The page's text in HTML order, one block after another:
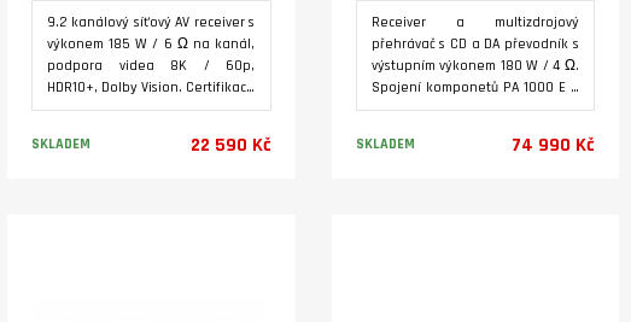
9.2 kanálový síťový AV receiver s
výkonem 185 W / 6 Ω na kanál,
podpora videa 8K / 60p,
HDR10+, Dolby Vision. Certifikace
THX®, Dolby Atmos 5.2.2, DTS:X.
místnosti Dirac. Podpora
SKLADEM 22 590 Kč
Receiver a multizdrojový
přehrávač s CD a DA převodník s
výstupním výkonem 180 W / 4 Ω.
Spojení komponetů PA 1000 E a
MP 1000 E do jedné skříně. FM /
služeb Qobuz, Deezer a Tidal,
SKLADEM 74 990 Kč